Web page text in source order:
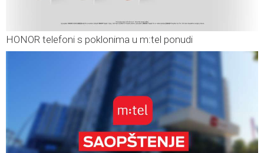
HONOR telefoni s poklonima u m:tel ponudi